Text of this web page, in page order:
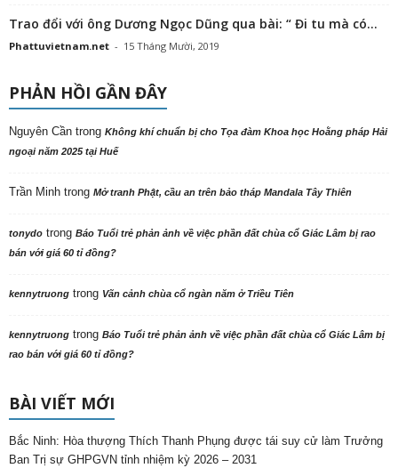
Trao đổi với ông Dương Ngọc Dũng qua bài: “ Đi tu mà có...
Phattuvietnam.net - 15 Tháng Mười, 2019
PHẢN HỒI GẦN ĐÂY
Nguyên Cần trong Không khí chuẩn bị cho Tọa đàm Khoa học Hoằng pháp Hải
ngoại năm 2025 tại Huế
Trần Minh trong Mở tranh Phật, cầu an trên bảo tháp Mandala Tây Thiên
tonydo trong Báo Tuổi trẻ phản ảnh về việc phần đất chùa cổ Giác Lâm bị rao
bán với giá 60 tỉ đồng?
kennytruong trong Vãn cảnh chùa cổ ngàn năm ở Triều Tiên
kennytruong trong Báo Tuổi trẻ phản ảnh về việc phần đất chùa cổ Giác Lâm bị
rao bán với giá 60 tỉ đồng?
BÀI VIẾT MỚI
Bắc Ninh: Hòa thượng Thích Thanh Phụng được tái suy cử làm Trưởng
Ban Trị sự GHPGVN tỉnh nhiệm kỳ 2026 – 2031